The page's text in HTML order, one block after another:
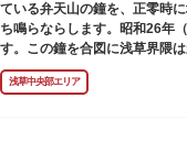
ている弁天山の鐘を、正零時
ち鳴らならします。昭和26年
す。この鐘を合図に浅草界隈
くしていきます。
浅草中央部エリア